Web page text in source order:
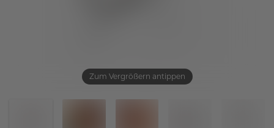
Zum Vergrößern antippen